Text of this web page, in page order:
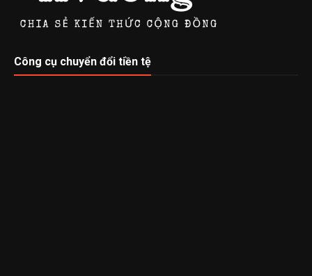
Công cụ chuyển đổi tiền tệ